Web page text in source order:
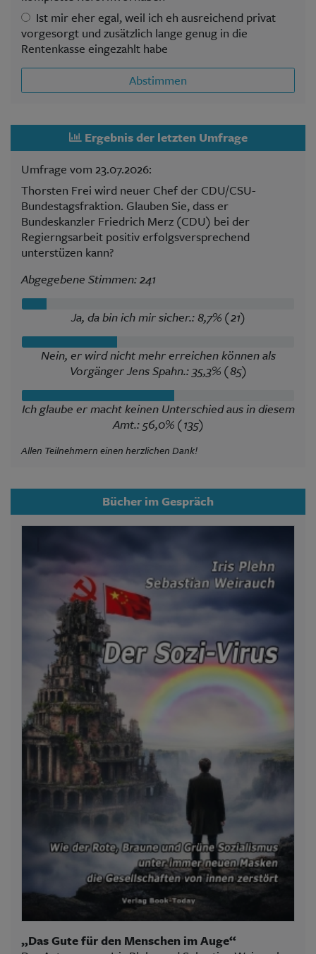
Ist mir eher egal, weil ich eh ausreichend privat
vorgesorgt und zusätzlich lange genug in die
Rentenkasse eingezahlt habe
Abstimmen
Ergebnis der letzten Umfrage
Umfrage vom 23.07.2026:
Thorsten Frei wird neuer Chef der CDU/CSU-
Bundestagsfraktion. Glauben Sie, dass er
Bundeskanzler Friedrich Merz (CDU) bei der
Regierngsarbeit positiv erfolgsversprechend
unterstüzen kann?
Abgegebene Stimmen: 241
Ja, da bin ich mir sicher.: 8,7% (21)
Nein, er wird nicht mehr erreichen können als
Vorgänger Jens Spahn.: 35,3% (85)
Ich glaube er macht keinen Unterschied aus in diesem
Amt.: 56,0% (135)
Allen Teilnehmern einen herzlichen Dank!
Bücher im Gespräch
„Das Gute für den Menschen im Auge“